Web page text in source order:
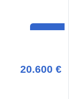
20.600 €